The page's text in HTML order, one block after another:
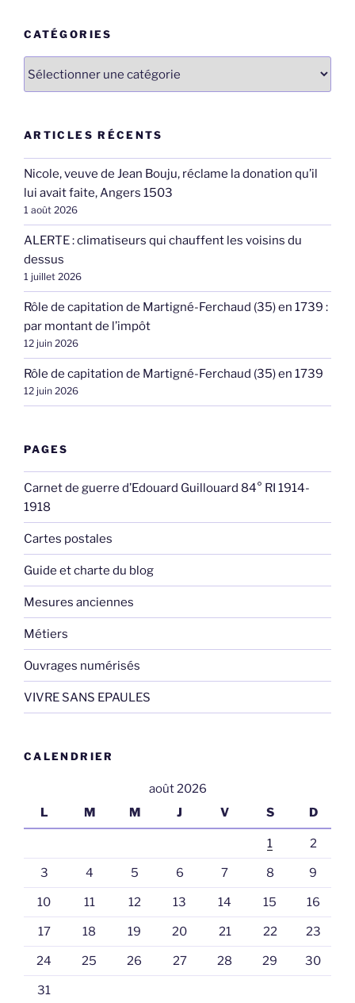
CATÉGORIES
ARTICLES RÉCENTS
Nicole, veuve de Jean Bouju, réclame la donation qu’il
lui avait faite, Angers 1503
1 août 2026
ALERTE : climatiseurs qui chauffent les voisins du
dessus
1 juillet 2026
Rôle de capitation de Martigné-Ferchaud (35) en 1739 :
par montant de l’impôt
12 juin 2026
Rôle de capitation de Martigné-Ferchaud (35) en 1739
12 juin 2026
PAGES
Carnet de guerre d’Edouard Guillouard 84° RI 1914-
1918
Cartes postales
Guide et charte du blog
Mesures anciennes
Métiers
Ouvrages numérisés
VIVRE SANS EPAULES
CALENDRIER
août 2026
L
M M J V S D
1 2
3 4 5 6 7 8 9
10 11 12 13 14 15 16
17 18 19 20 21 22 23
24 25 26 27 28 29 30
31